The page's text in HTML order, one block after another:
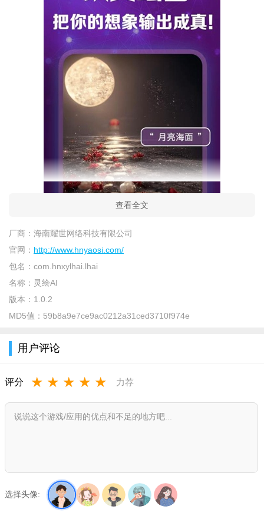
软件介绍：
灵创ai绘画app是一款基于人工智能技术开发的创意绘画应
家，用户可以轻松创建独特、精美的艺术作品，并体验到创作的
软件优势：
1、能够自动识别用户绘制的内容并自动进行优化；
作！
查看全文
厂商： 海南耀世网络科技有限公司
官网： http://www.hnyaosi.com/
包名： com.hnxylhai.lhai
名称： 灵绘AI
版本： 1.0.2
MD5值： 59b8a9e7ce9ac0212a31ced3710f974e
用户评论
评分 ★ ★ ★ ★ ★ 力荐
选择头像: